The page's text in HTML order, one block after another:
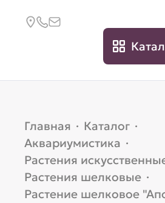
Главная · Каталог ·
Аквариумистика ·
Растения
Растения шелковые ·
Растение шелковое